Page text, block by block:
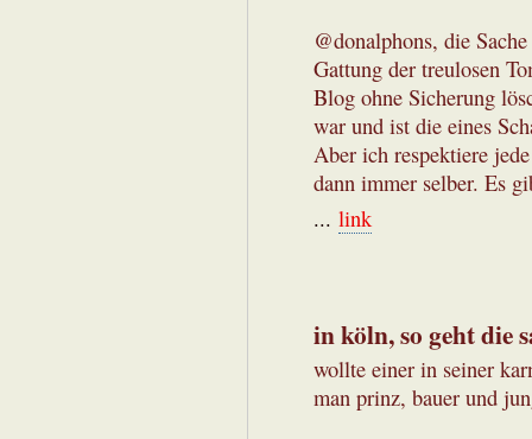
@donalphons, die
Gattung der treulosen
Blog ohne Sicherung
war und ist die eines
Aber ich respektiere
dann immer selber. Es
... link
in köln, so geht die
wollte einer in seiner
man prinz, bauer und